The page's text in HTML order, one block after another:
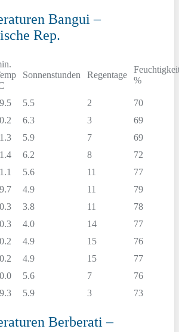
Bangui –
Rep.
Sonnenstunden Regentage
%
5.5 2
70
6.3 3
69
5.9 7
69
6.2 8
72
5.6 11
77
4.9 11
79
3.8 11
78
4.0 14
77
4.9 15
76
4.9 15
77
5.6 7
76
5.9 3 73
Berberati –